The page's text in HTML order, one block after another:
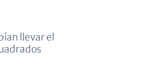
llevar el